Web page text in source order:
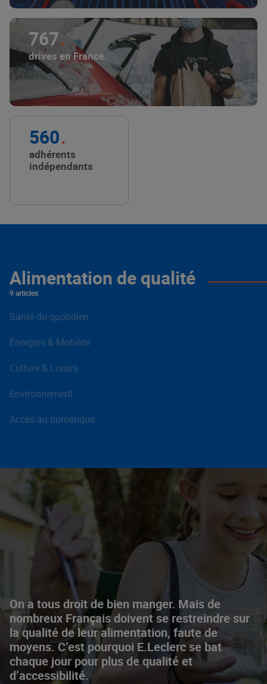
767
drives en France.
560
adhérents
indépendants
On a tous droit de bien manger. Mais de
nombreux Français doivent se restreindre sur
la qualité de leur alimentation, faute de
moyens. C’est pourquoi E.Leclerc se bat
chaque jour pour plus de qualité et
d’accessibilité.
Alimentation de qualité
9 articles
Santé du quotidien
Énergies & Mobilité
Culture & Loisirs
Environnement
Accès au numérique